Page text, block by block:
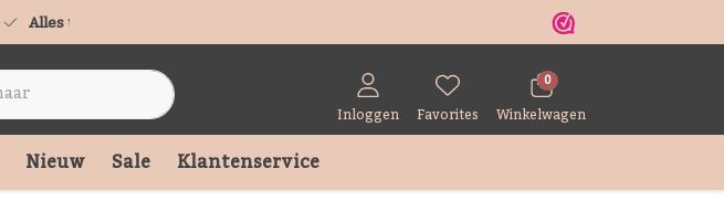
Alles uit voorraad leverbaar
Inloggen Favorites
0
Winkelwagen
Nieuw Sale Klantenservice